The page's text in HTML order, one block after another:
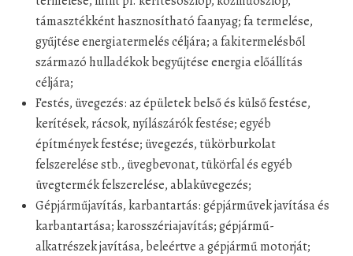
támasztékként hasznosítható faanyag; fa termelése,
gyűjtése energiatermelés céljára; a fakitermelésből
származó hulladékok begyűjtése energia előállítás
céljára;
Festés, üvegezés: az épületek belső és külső festése,
kerítések, rácsok, nyílászárók festése; egyéb
építmények festése; üvegezés, tükörburkolat
felszerelése stb., üvegbevonat, tükörfal és egyéb
üvegtermék felszerelése, ablaküvegezés;
Gépjárműjavítás, karbantartás: gépjárművek javítása és
karbantartása; karosszériajavítás; gépjármű-
alkatrészek javítása, beleértve a gépjármű motorját;